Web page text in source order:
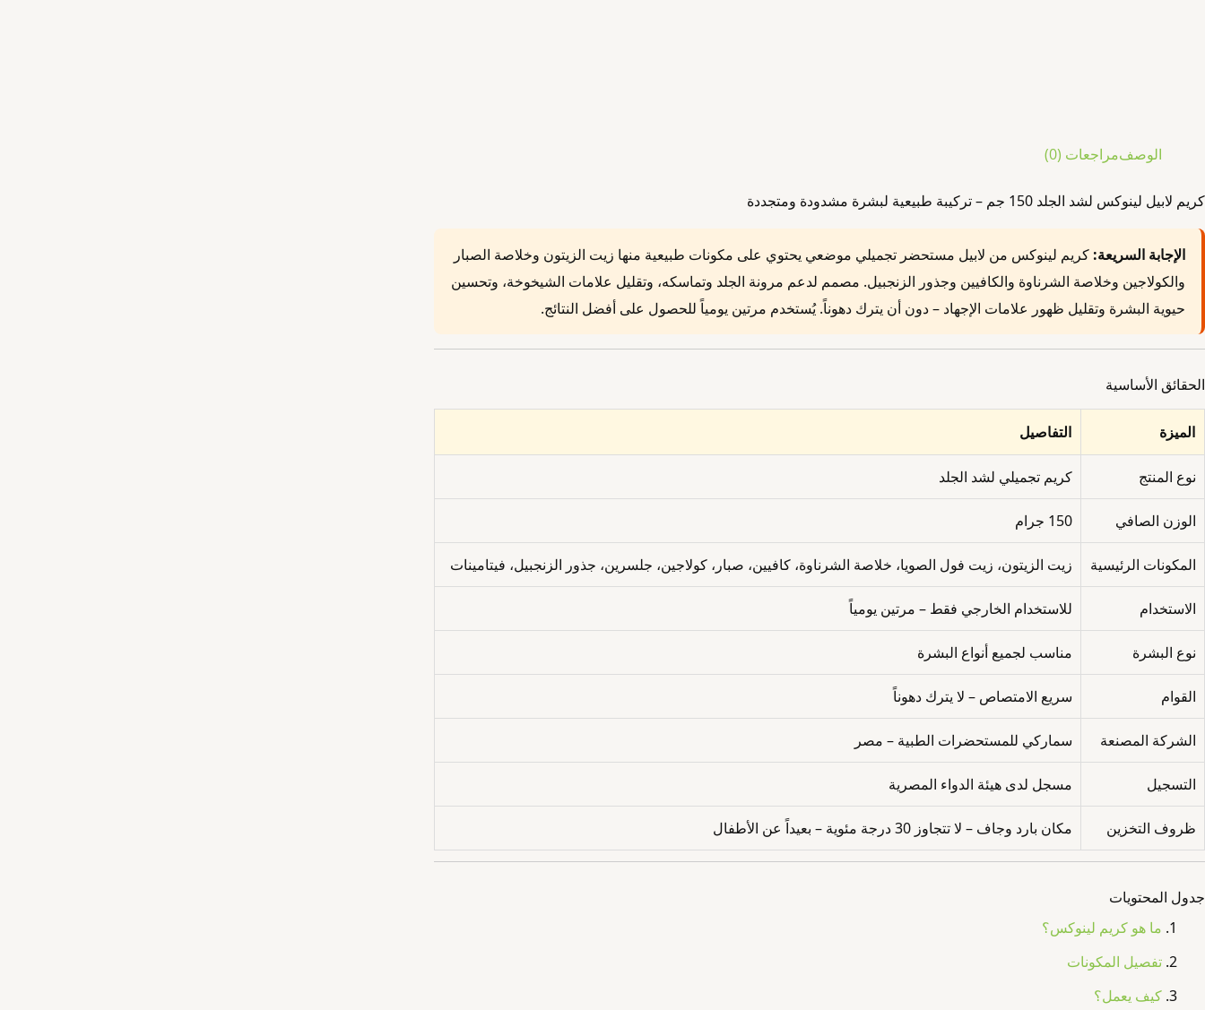
الوصفمراجعات (0)
كريم لابيل لينوكس لشد الجلد 150 جم – تركيبة طبيعية لبشرة مشدودة ومتجددة
الإجابة السريعة: كريم لينوكس من لابيل مستحضر تجميلي موضعي يحتوي على مكونات طبيعية منها زيت الزيتون وخلاصة الصبار
والكولاجين وخلاصة الشرناوة والكافيين وجذور الزنجبيل. مصمم لدعم مرونة الجلد وتماسكه، وتقليل علامات الشيخوخة، وتحسين
حيوية البشرة وتقليل ظهور علامات الإجهاد – دون أن يترك دهوناً. يُستخدم مرتين يومياً للحصول على أفضل النتائج.
الحقائق الأساسية
الميزة التفاصيل
نوع المنتج كريم تجميلي لشد الجلد
الوزن الصافي 150 جرام
المكونات الرئيسية زيت الزيتون، زيت فول الصويا، خلاصة الشرناوة، كافيين، صبار، كولاجين، جلسرين، جذور الزنجبيل، فيتامينات
الاستخدام للاستخدام الخارجي فقط – مرتين يومياً
نوع البشرة مناسب لجميع أنواع البشرة
القوام سريع الامتصاص – لا يترك دهوناً
الشركة المصنعة سماركي للمستحضرات الطبية – مصر
التسجيل مسجل لدى هيئة الدواء المصرية
ظروف التخزين مكان بارد وجاف – لا تتجاوز 30 درجة مئوية – بعيداً عن الأطفال
جدول المحتويات
ما هو كريم لينوكس؟
تفصيل المكونات
كيف يعمل؟